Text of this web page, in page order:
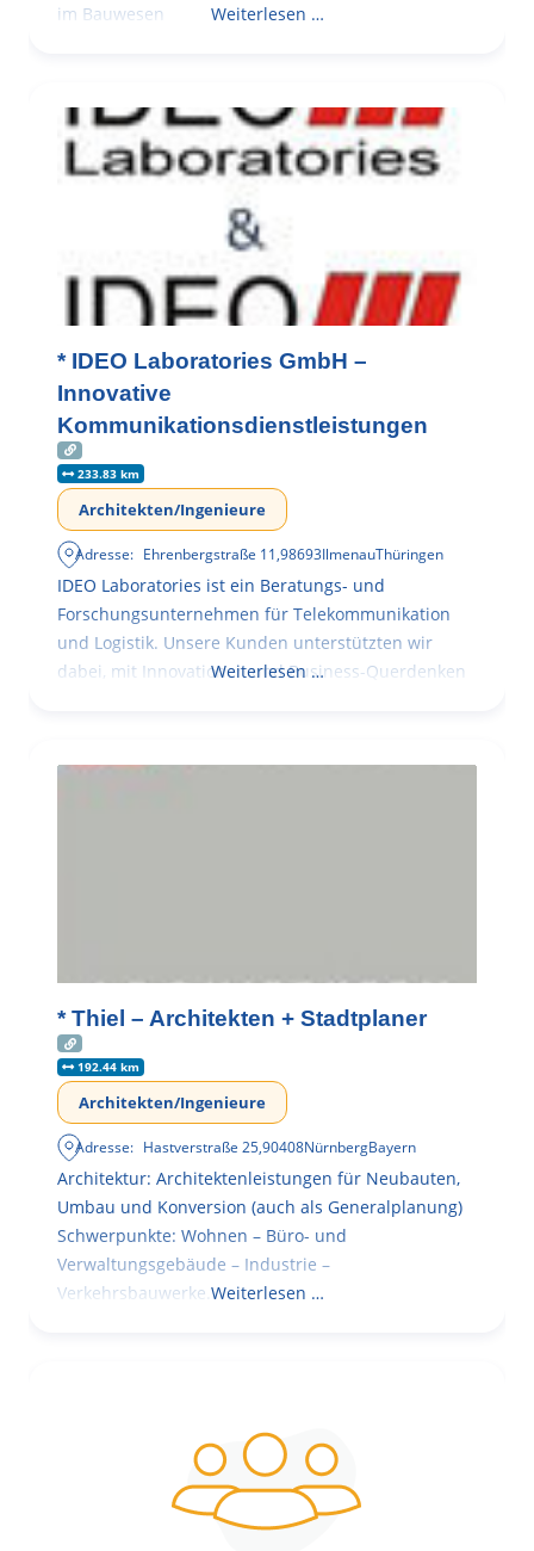
im Bauwesen
Weiterlesen …
* IDEO Laboratories GmbH –
Innovative
Kommunikationsdienstleistungen
233.83 km
Architekten/Ingenieure
Adresse: Ehrenbergstraße 11,98693IlmenauThüringen
IDEO Laboratories ist ein Beratungs- und
Forschungsunternehmen für Telekommunikation
und Logistik. Unsere Kunden unterstützten wir
dabei, mit Innovationen und Business-Querdenken
Weiterlesen …
* Thiel – Architekten + Stadtplaner
192.44 km
Architekten/Ingenieure
Adresse: Hastverstraße 25,90408NürnbergBayern
Architektur: Architektenleistungen für Neubauten,
Umbau und Konversion (auch als Generalplanung)
Schwerpunkte: Wohnen – Büro- und
Verwaltungsgebäude – Industrie –
Verkehrsbauwerke. Weiterlesen …